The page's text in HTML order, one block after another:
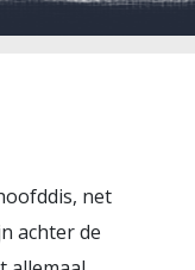
net
achter de